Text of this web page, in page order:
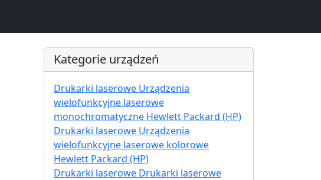
Kategorie urządzeń
Drukarki laserowe Urządzenia
wielofunkcyjne laserowe
monochromatyczne Hewlett Packard (HP)
Drukarki laserowe Urządzenia
wielofunkcyjne laserowe kolorowe
Hewlett Packard (HP)
Drukarki laserowe Drukarki laserowe